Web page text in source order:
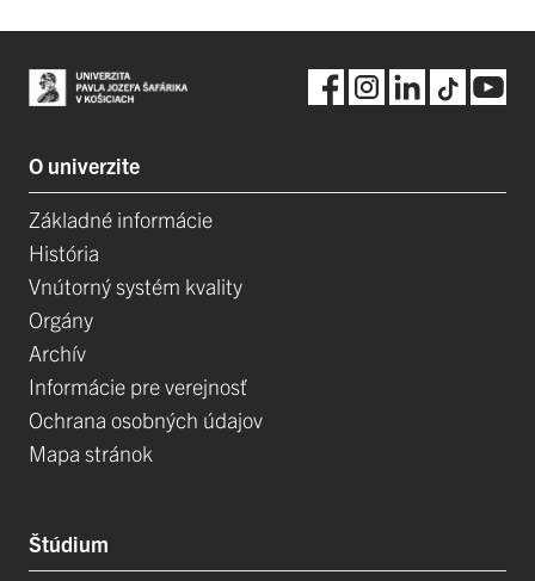
O univerzite
Základné informácie
História
Vnútorný systém kvality
Orgány
Archív
Informácie pre verejnosť
Ochrana osobných údajov
Mapa stránok
Štúdium